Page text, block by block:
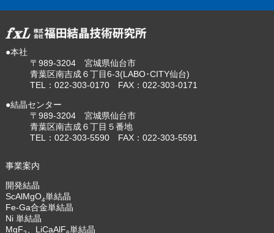
●本社
〒989-3204 宮城県仙台市
青葉区南吉成６丁目6-3(LABO･CITY仙台)
TEL：022-303-0170 FAX：022-303-0171
●結晶センター
〒989-3204 宮城県仙台市
青葉区南吉成６丁目５番地
TEL：022-303-5590 FAX：022-303-5591
事業案内
開発結晶
ScAlMgO4単結晶
Fe-Ga合金単結晶
Ni 単結晶
MgF 、LiCaAlF 単結晶